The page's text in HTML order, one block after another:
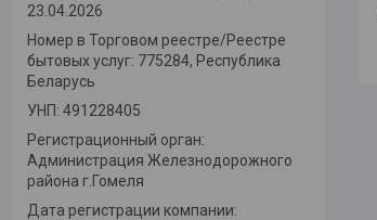
23.04.2026
Номер в Торговом реестре/Реестре
бытовых услуг: 775284, Республика
Беларусь
УНП: 491228405
Регистрационный орган:
Администрация Железнодорожного
района г.Гомеля
Дата регистрации компании: